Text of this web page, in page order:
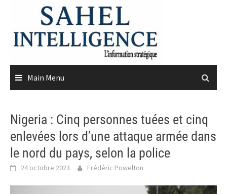
content
Main Menu
Nigeria : Cinq personnes tuées et cinq
enlevées lors d’une attaque armée dans
le nord du pays, selon la police
24 octobre 2023 Frédéric Powelton